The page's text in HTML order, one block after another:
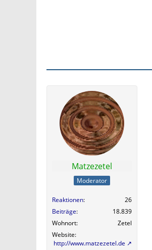
Matzezetel
Moderator
Reaktionen
26
Beiträge
18.839
Wohnort
Zetel
Website
http://www.matzezetel.de